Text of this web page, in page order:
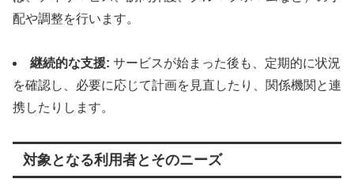
配や調整を行います。
継続的な支援: サービスが始まった後も、定期的に状況
を確認し、必要に応じて計画を見直したり、関係機関と連
携したりします。
対象となる利用者とそのニーズ